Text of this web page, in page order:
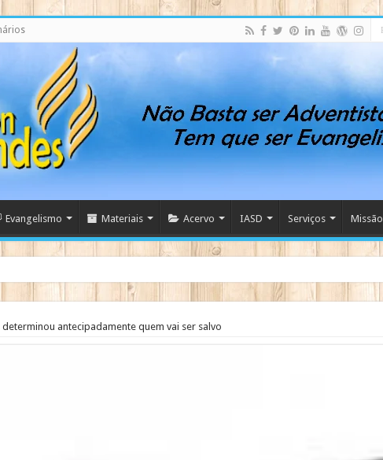
Evangelismo Materiais Acervo IASD Serviços Missão
antecipadamente quem vai ser salvo